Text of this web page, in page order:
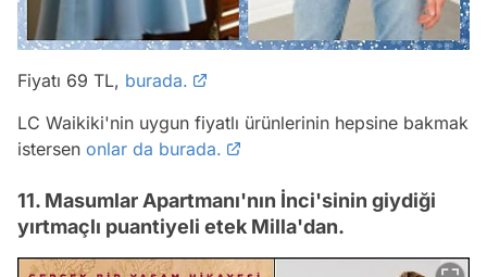
Fiyatı 69 TL, burada.
LC Waikiki'nin uygun fiyatlı ürünlerinin hepsine bakmak
istersen onlar da burada.
11. Masumlar Apartmanı'nın İnci'sinin giydiği
yırtmaçlı puantiyeli etek Milla'dan.